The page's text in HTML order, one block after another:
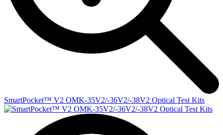
SmartPocket™ V2 OMK-35V2/-36V2/-38V2 Optical Test Kits